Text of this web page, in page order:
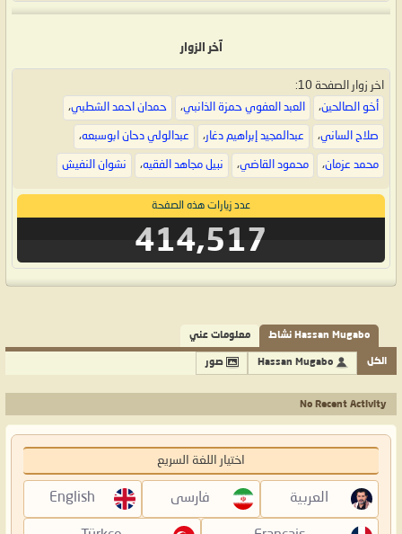
آخر الزوار
اخر زوار الصفحة 10:
أخو الصالحين، العبد العفوي حمزة الذانبي، حمدان احمد الشطبي،
صلاح الساني، عبدالمجيد إبراهيم دغار، عبدالولي دحان ابوسبعه،
محمد عزمان، محمود القاضي، نبيل مجاهد الفقيه، نشوان النفيش
عدد زيارات هذه الصفحة
414,517
Hassan Mugabo نشاط معلومات عني
الكل Hassan Mugabo صور
No Recent Activity
اختيار اللغة السريع
العربية فارسی English